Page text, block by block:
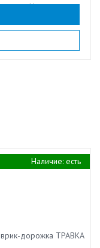
Наличие:есть
Наличие: есть